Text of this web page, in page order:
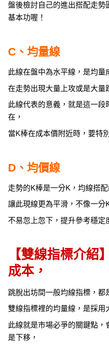
盤後檢討自己的進出搭配走勢
基本功喔！
C、均量線
此線在盤中為水平線，是均量
在走勢出現大量上攻或是大量
此線代表的意義，就是這一段
在，
當K棒在成本價附近時，要特
D、均價線
走勢的K棒是一分K，均線搭
讓此現線更為平滑，不像一分
不易忽上忽下，提升參考穩定
【雙線指標介紹
成本，
跳脫出坊間一般均線指標，都
雙線指標裡的均量線，是採用
此線就是市場必爭的關鍵點
是下移，